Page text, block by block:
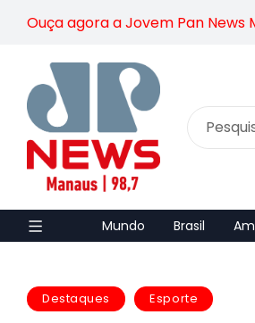
Ouça agora a Jovem Pan News
Mundo Brasil
Destaques Esporte